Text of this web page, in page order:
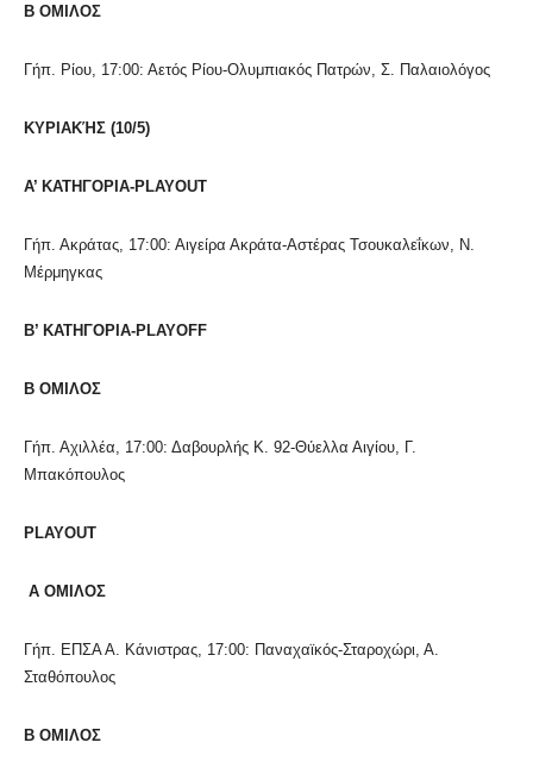
B ΟΜΙΛΟΣ
Γήπ. Ρίου, 17:00: Αετός Ρίου-Ολυμπιακός Πατρών, Σ. Παλαιολόγος
ΚΥΡΙΑΚΉΣ (10/5)
Α’ ΚΑΤΗΓΟΡΙΑ-PLAYOUT
Γήπ. Ακράτας, 17:00: Αιγείρα Ακράτα-Αστέρας Τσουκαλεΐκων, Ν.
Μέρμηγκας
Β’ ΚΑΤΗΓΟΡΙΑ-PLAYOFF
Β ΟΜΙΛΟΣ
Γήπ. Αχιλλέα, 17:00: Δαβουρλής K. 92-Θύελλα Αιγίου, Γ.
Μπακόπουλος
PLAYOUT
A ΟΜΙΛΟΣ
Γήπ. ΕΠΣΑ Α. Κάνιστρας, 17:00: Παναχαϊκός-Σταροχώρι, Α.
Σταθόπουλος
B ΟΜΙΛΟΣ